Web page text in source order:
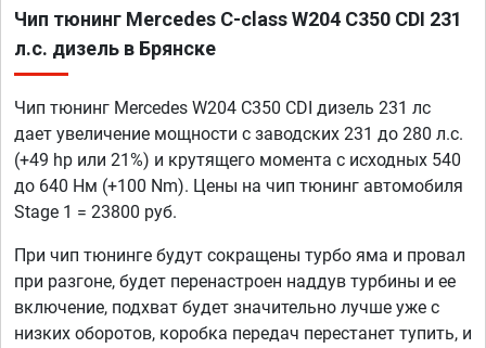
Чип тюнинг Mercedes C-class W204 C350 CDI 231
л.с. дизель в Брянске
Чип тюнинг Mercedes W204 C350 CDI дизель 231 лс
дает увеличение мощности с заводских 231 до 280 л.с.
(+49 hp или 21%) и крутящего момента с исходных 540
до 640 Нм (+100 Nm). Цены на чип тюнинг автомобиля
Stage 1 = 23800 руб.
При чип тюнинге будут сокращены турбо яма и провал
при разгоне, будет перенастроен наддув турбины и ее
включение, подхват будет значительно лучше уже с
низких оборотов, коробка передач перестанет тупить, и